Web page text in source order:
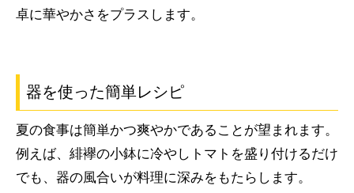
卓に華やかさをプラスします。
器を使った簡単レシピ
夏の食事は簡単かつ爽やかであることが望まれます。
例えば、緋襷の小鉢に冷やしトマトを盛り付けるだけ
でも、器の風合いが料理に深みをもたらします。